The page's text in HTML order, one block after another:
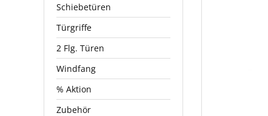
Schiebetüren
Türgriffe
2 Flg. Türen
Windfang
% Aktion
Zubehör